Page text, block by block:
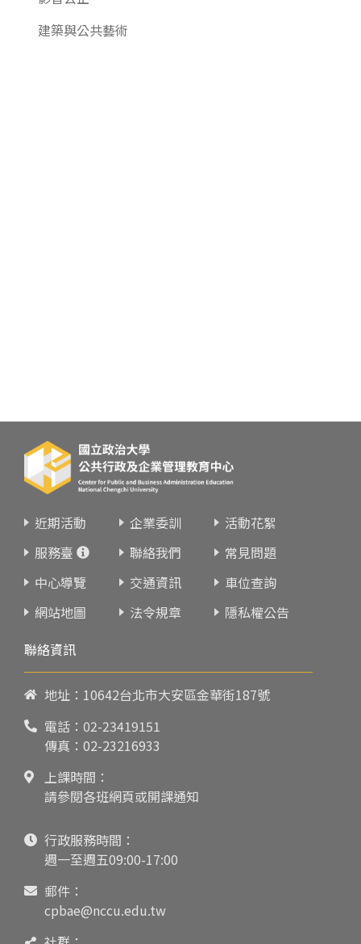
建築與公共藝術
近期活動 企業委訓
活動花絮
服務臺
聯絡我們
常見問題
中心導覽
交通資訊
車位查詢
網站地圖
法令規章
隱私權公告
聯絡資訊
地址：10642台北市大安區金華街187號
電話： 02-23419151
傳真：02-23216933
上課時間：
請參閱各班網頁或開課通知
行政服務時間：
週一至週五09:00-17:00
郵件：
cpbae@nccu.edu.tw